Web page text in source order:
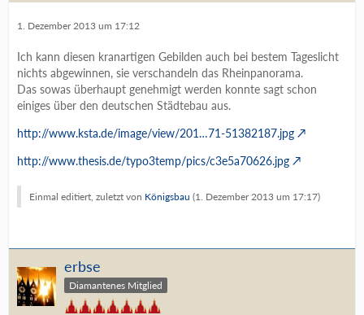
1. Dezember 2013 um 17:12
Ich kann diesen kranartigen Gebilden auch bei bestem Tageslicht
nichts abgewinnen, sie verschandeln das Rheinpanorama.
Das sowas überhaupt genehmigt werden konnte sagt schon
einiges über den deutschen Städtebau aus.
http://www.ksta.de/image/view/201…71-51382187.jpg
http://www.thesis.de/typo3temp/pics/c3e5a70626.jpg
Einmal editiert, zuletzt von Königsbau (1. Dezember 2013 um 17:17)
erbse
Diamantenes Mitglied